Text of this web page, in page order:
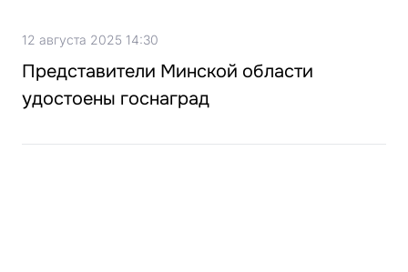
12 августа 2025 14:30
Представители Минской области
удостоены госнаград